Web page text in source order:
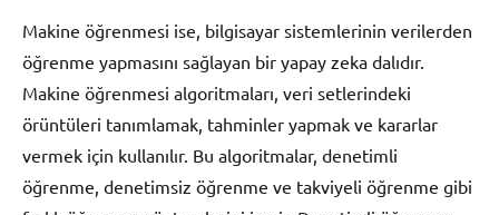
Makine öğrenmesi ise, bilgisayar sistemlerinin verilerden
öğrenme yapmasını sağlayan bir yapay zeka dalıdır.
Makine öğrenmesi algoritmaları, veri setlerindeki
örüntüleri tanımlamak, tahminler yapmak ve kararlar
vermek için kullanılır. Bu algoritmalar, denetimli
öğrenme, denetimsiz öğrenme ve takviyeli öğrenme gibi